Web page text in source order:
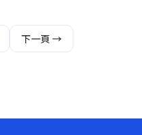
下一頁 →